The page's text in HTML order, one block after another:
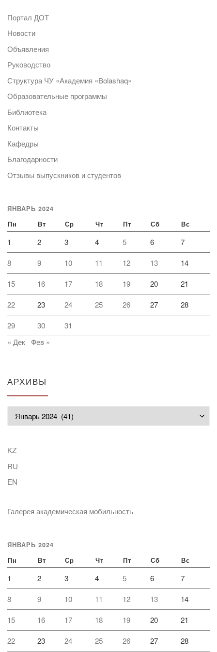
Портал ДОТ
Новости
Объявления
Руководство
Структура ЧУ «Академия «Bolashaq»
Образовательные программы
Библиотека
Контакты
Кафедры
Благодарности
Отзывы выпускников и студентов
ЯНВАРЬ 2024
Пн Вт Ср Чт Пт Сб Вс
1 2 3 4 5 6 7
8 9 10 11 12 13 14
15 16 17 18 19 20 21
22 23 24 25 26 27 28
29 30
31
« Дек
Фев »
АРХИВЫ
KZ
RU
EN
Галерея академическая мобильность
ЯНВАРЬ 2024
Пн Вт Ср Чт Пт Сб Вс
1 2 3 4 5 6 7
8 9 10 11 12 13 14
15 16 17 18 19 20 21
22 23 24 25 26 27 28